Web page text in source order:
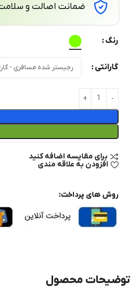
ضمانت اصالت و سلامت
رنگ
گارانتی
برای مقایسه اضافه کنید
افزودن به علاقه مندی
روش های پرداخت:
توضیحات محصول